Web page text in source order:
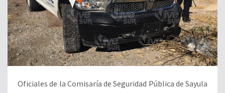
Oficiales de la Comisaría de Seguridad Pública de Sayula